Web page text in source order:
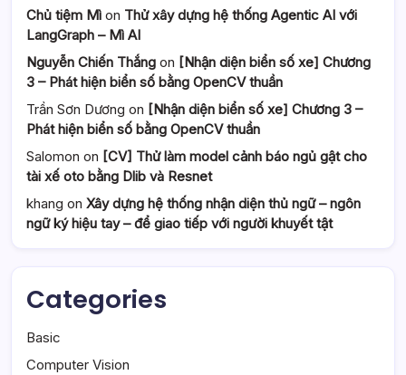
Chủ tiệm Mì on Thử xây dựng hệ thống Agentic AI với
LangGraph – Mì AI
Nguyễn Chiến Thắng on [Nhận diện biển số xe] Chương
3 – Phát hiện biển số bằng OpenCV thuần
Trần Sơn Dương on [Nhận diện biển số xe] Chương 3 –
Phát hiện biển số bằng OpenCV thuần
Salomon on [CV] Thử làm model cảnh báo ngủ gật cho
tài xế oto bằng Dlib và Resnet
khang on Xây dựng hệ thống nhận diện thủ ngữ – ngôn
ngữ ký hiệu tay – để giao tiếp với người khuyết tật
Categories
Basic
Computer Vision